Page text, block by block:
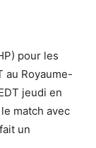
pour les
au Royaume-
jeudi en
match avec
un